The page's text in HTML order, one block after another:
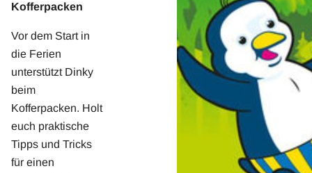
Kofferpacken
Vor dem Start in
die Ferien
unterstützt Dinky
beim
Kofferpacken. Holt
euch praktische
Tipps und Tricks
für einen